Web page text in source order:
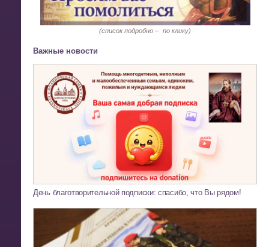
(список подробно – по клику)
Важные новости
День благотворительной подписки: спасибо, что Вы рядом!